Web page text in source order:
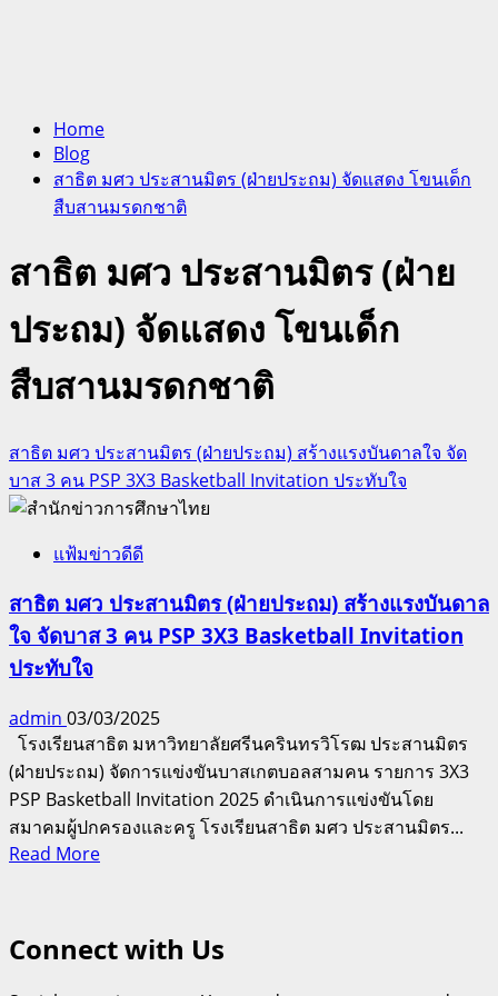
Home
Blog
สาธิต มศว ประสานมิตร (ฝ่ายประถม) จัดแสดง โขนเด็ก
สืบสานมรดกชาติ
สาธิต มศว ประสานมิตร (ฝ่าย
ประถม) จัดแสดง โขนเด็ก
สืบสานมรดกชาติ
สาธิต มศว ประสานมิตร (ฝ่ายประถม) สร้างแรงบันดาลใจ จัด
บาส 3 คน PSP 3X3 Basketball Invitation ประทับใจ
แฟ้มข่าวดีดี
สาธิต มศว ประสานมิตร (ฝ่ายประถม) สร้างแรงบันดาล
ใจ จัดบาส 3 คน PSP 3X3 Basketball Invitation
ประทับใจ
admin 03/03/2025
โรงเรียนสาธิต มหาวิทยาลัยศรีนครินทรวิโรฒ ประสานมิตร
(ฝ่ายประถม) จัดการแข่งขันบาสเกตบอลสามคน รายการ 3X3
PSP Basketball Invitation 2025 ดำเนินการแข่งขันโดย
สมาคมผู้ปกครองและครู โรงเรียนสาธิต มศว ประสานมิตร...
Read MoreRead
มศว
Connect with Us